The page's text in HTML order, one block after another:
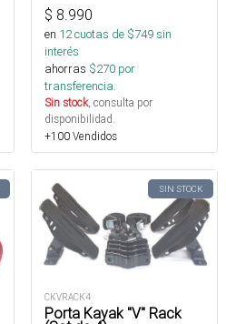
$ 8.990
en 12cuotas de $749sin
interés
ahorras $270 por
transferencia.
Sin stock, consulta por
disponibilidad.
+100 Vendidos
SIN STOCK
CKVRACK4
Porta Kayak "V" Rack